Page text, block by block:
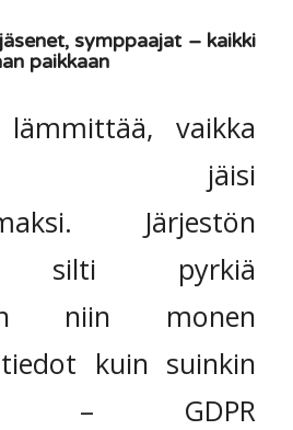
symppaajat – kaikki
paikkaan
vaikka
jäisi
Järjestön
silti pyrkiä
niin monen
kuin suinkin
– GDPR